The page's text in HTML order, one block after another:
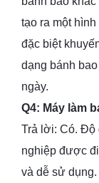
tạo ra một
đặc biệt
dạng bánh
ngày.
Q4: Máy làm
Trả lời: Có. Độ
nghiệp được
và dễ sử